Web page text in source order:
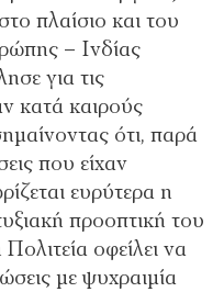
πλαίσιο και του
– Ινδίας
για τις
κατά καιρούς
ότι, παρά
που είχαν
ευρύτερα η
προοπτική του
οφείλει να
με ψυχραιμία